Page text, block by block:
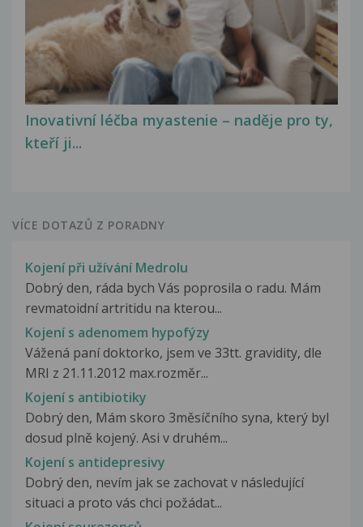
Inovativní léčba myastenie – naděje pro ty,
kteří ji...
VÍCE DOTAZŮ Z PORADNY
Kojení při užívání Medrolu
Dobrý den, ráda bych Vás poprosila o radu. Mám
revmatoidní artritidu na kterou...
Kojení s adenomem hypofýzy
Vážená paní doktorko, jsem ve 33tt. gravidity, dle
MRI z 21.11.2012 max.rozměr...
Kojení s antibiotiky
Dobrý den, Mám skoro 3měsíčního syna, který byl
dosud plně kojený. Asi v druhém...
Kojení s antidepresivy
Dobrý den, nevím jak se zachovat v následující
situaci a proto vás chci požádat...